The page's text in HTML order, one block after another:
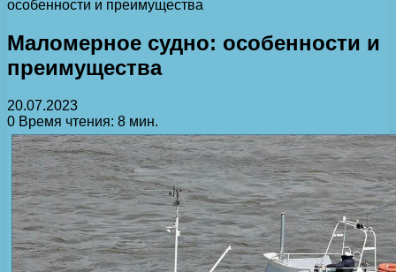
особенности и преимущества
Маломерное судно: особенности и
преимущества
20.07.2023
0 Время чтения: 8 мин.